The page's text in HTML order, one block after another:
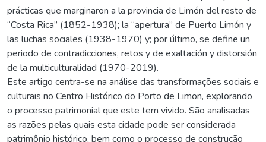
prácticas que marginaron a la provincia de Limón del resto de
“Costa Rica” (1852-1938); la “apertura” de Puerto Limón y
las luchas sociales (1938-1970) y; por último, se define un
periodo de contradicciones, retos y de exaltación y distorsión
de la multiculturalidad (1970-2019).
Este artigo centra-se na análise das transformações sociais e
culturais no Centro Histórico do Porto de Limon, explorando
o processo patrimonial que este tem vivido. São analisadas
as razões pelas quais esta cidade pode ser considerada
patrimônio histórico, bem como o processo de construção